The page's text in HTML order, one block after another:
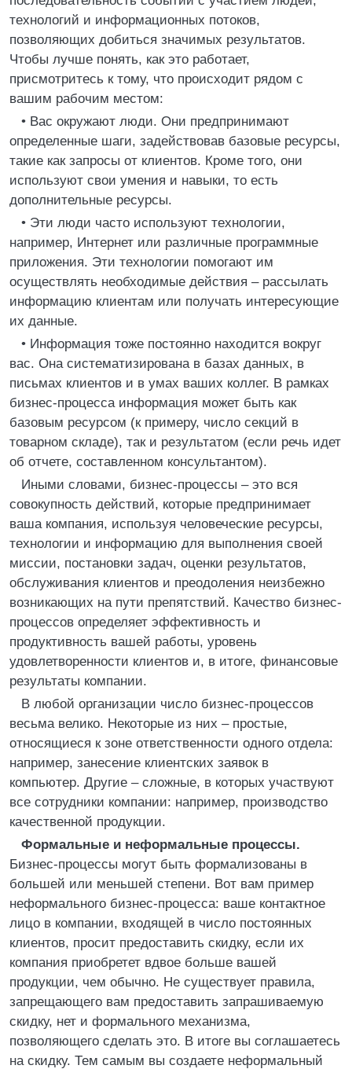
технологий и информационных потоков,
позволяющих добиться значимых результатов.
Чтобы лучше понять, как это работает,
присмотритесь к тому, что происходит рядом с
вашим рабочим местом:
• Вас окружают люди. Они предпринимают
определенные шаги, задействовав базовые ресурсы,
такие как запросы от клиентов. Кроме того, они
используют свои умения и навыки, то есть
дополнительные ресурсы.
• Эти люди часто используют технологии,
например, Интернет или различные программные
приложения. Эти технологии помогают им
осуществлять необходимые действия – рассылать
информацию клиентам или получать интересующие
их данные.
• Информация тоже постоянно находится вокруг
вас. Она систематизирована в базах данных, в
письмах клиентов и в умах ваших коллег. В рамках
бизнес-процесса информация может быть как
базовым ресурсом (к примеру, число секций в
товарном складе), так и результатом (если речь идет
об отчете, составленном консультантом).
Иными словами, бизнес-процессы – это вся
совокупность действий, которые предпринимает
ваша компания, используя человеческие ресурсы,
технологии и информацию для выполнения своей
миссии, постановки задач, оценки результатов,
обслуживания клиентов и преодоления неизбежно
возникающих на пути препятствий. Качество бизнес-
процессов определяет эффективность и
продуктивность вашей работы, уровень
удовлетворенности клиентов и, в итоге, финансовые
результаты компании.
В любой организации число бизнес-процессов
весьма велико. Некоторые из них – простые,
относящиеся к зоне ответственности одного отдела:
например, занесение клиентских заявок в
компьютер. Другие – сложные, в которых участвуют
все сотрудники компании: например, производство
качественной продукции.
Формальные и неформальные процессы.
Бизнес-процессы могут быть формализованы в
большей или меньшей степени. Вот вам пример
неформального бизнес-процесса: ваше контактное
лицо в компании, входящей в число постоянных
клиентов, просит предоставить скидку, если их
компания приобретет вдвое больше вашей
продукции, чем обычно. Не существует правила,
запрещающего вам предоставить запрашиваемую
скидку, нет и формального механизма,
позволяющего сделать это. В итоге вы соглашаетесь
на скидку. Тем самым вы создаете неформальный